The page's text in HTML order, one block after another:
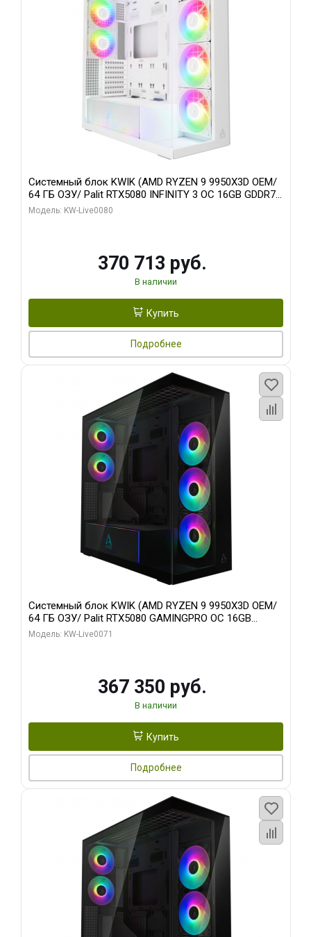
Системный блок KWIK (AMD RYZEN 9 9950X3D OEM/
64 ГБ ОЗУ/ Palit RTX5080 INFINITY 3 OC 16GB GDDR7
256bit 3xDP H/ 960 ГБ SSD)
Модель: KW-Live0080
370 713 руб.
В наличии
Купить
Подробнее
Системный блок KWIK (AMD RYZEN 9 9950X3D OEM/
64 ГБ ОЗУ/ Palit RTX5080 GAMINGPRO OC 16GB
GDDR7 256bit 3xDP HD/ 960 ГБ SSD)
Модель: KW-Live0071
367 350 руб.
В наличии
Купить
Подробнее